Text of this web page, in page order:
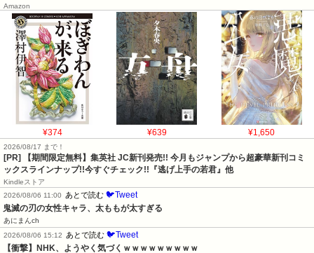
Amazon
¥374 ¥639 ¥1,650
2026/08/17 まで！
[PR] 【期間限定無料】集英社 JC新刊発売!! 今月もジャンプから超豪華新刊コミ
ックスラインナップ!!今すぐチェック!!『逃げ上手の若君』他
Kindleストア
2026/08/06 11:00
あとで読む 🐦Tweet
鬼滅の刃の女性キャラ、太ももが太すぎる
あにまんch
2026/08/06 15:12
あとで読む 🐦Tweet
【衝撃】NHK、ようやく気づくｗｗｗｗｗｗｗｗｗ